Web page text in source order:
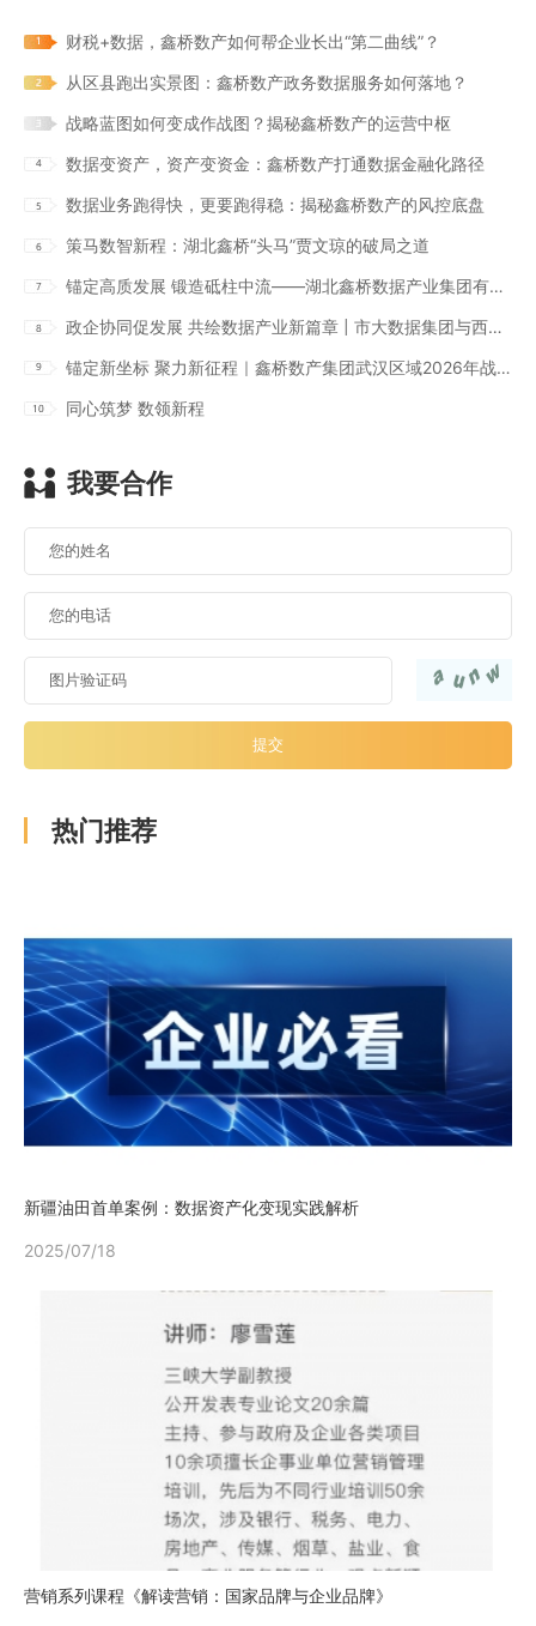
财税+数据，鑫桥数产如何帮企业长出“第二曲线”？
从区县跑出实景图：鑫桥数产政务数据服务如何落地？
战略蓝图如何变成作战图？揭秘鑫桥数产的运营中枢
数据变资产，资产变资金：鑫桥数产打通数据金融化路径
数据业务跑得快，更要跑得稳：揭秘鑫桥数产的风控底盘
策马数智新程：湖北鑫桥“头马”贾文琼的破局之道
锚定高质发展 锻造砥柱中流——湖北鑫桥数据产业集团有限公司以体系化战力开启2026新征程
政企协同促发展 共绘数据产业新篇章 | 市大数据集团与西陵区政府莅临鑫桥数产集团宜昌分公司调研交流
锚定新坐标 聚力新征程｜鑫桥数产集团武汉区域2026年战略宣贯暨全员培训会顺利召开
同心筑梦 数领新程
我要合作
提交
热门推荐
新疆油田首单案例：数据资产化变现实践解析
2025/07/18
营销系列课程《解读营销：国家品牌与企业品牌》